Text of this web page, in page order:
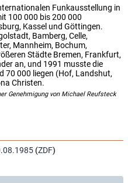
Funkausstellung in
100 000 bis 200 000
Kassel und Göttingen.
Bamberg, Celle,
Mannheim, Bochum,
Städte Bremen, Frankfurt,
an, und 1991 musste die
70 000 liegen (Hof, Landshut,
Christen.
Genehmigung von Michael Reufsteck
08.1985 (ZDF)